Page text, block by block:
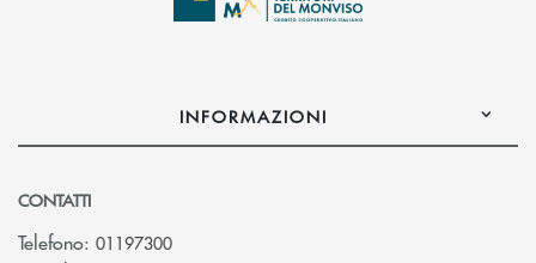
INFORMAZIONI
CONTATTI
Telefono: 01197300